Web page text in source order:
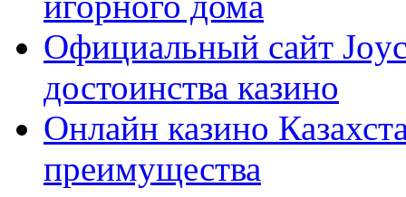
Официальный сайт
достоинства казино
Онлайн казино
преимущества